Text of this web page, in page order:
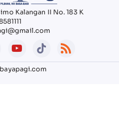
Kalangan II No. 183 K